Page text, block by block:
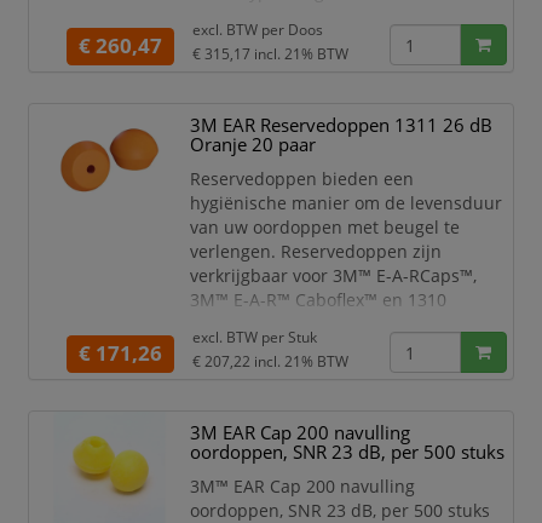
optimaal
comfort en lage druk in het oor
oppervlak draagt bij tot een
betere hygiëne,
duurzaamheid en comfort
Door de conische vorm zijn ze
geschikt voor de meeste
gehoorgangen en
gemakkelijk in te brengen
Kleur: oranje
Verpakking: 4x500 paar
Gemiddelde dempingsw
€ 260,47
excl. BTW per Doos
€ 315,17 incl. 21% BTW
3M EAR Reservedoppen 1311 26 dB
Oranje 20 paar
Reservedoppen bieden een
hygiënische manier om de levensduur
van uw oordoppen met beugel te
verlengen. Reservedoppen zijn
verkrijgbaar voor 3M™ E-A-RCaps™,
3M™ E-A-R™ Caboflex™ en 1310
Vervangende schuimoordoppen
Oordoppen met beugel.
Eenvoudig te verwijderen en te
vervangen doppen voor uw
oordoppen met beugel.
€ 171,26
excl. BTW per Stuk
€ 207,22 incl. 21% BTW
3M EAR Cap 200 navulling
oordoppen, SNR 23 dB, per 500 stuks
3M™ EAR Cap 200 navulling
oordoppen, SNR 23 dB, per 500 stuks